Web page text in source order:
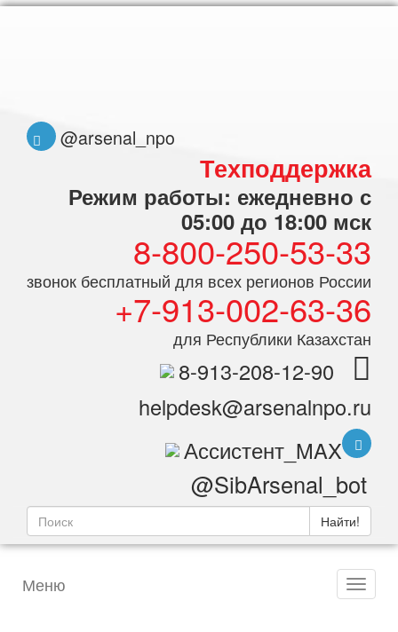
@arsenal_npo
Техподдержка
Режим работы: ежедневно с
05:00 до 18:00 мск
8-800-250-53-33
звонок бесплатный для всех регионов России
+7-913-002-63-36
для Республики Казахстан
8-913-208-12-90
helpdesk@arsenalnpo.ru
Ассистент_MAX
@SibArsenal_bot
Найти!
Меню